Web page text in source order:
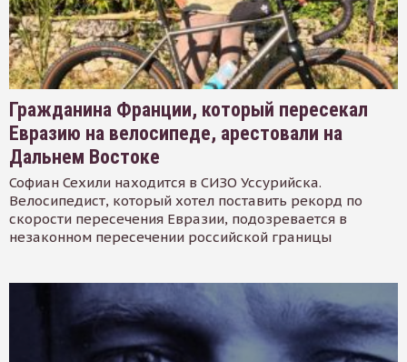
Гражданина Франции, который пересекал
Евразию на велосипеде, арестовали на
Дальнем Востоке
Софиан Сехили находится в СИЗО Уссурийска.
Велосипедист, который хотел поставить рекорд по
скорости пересечения Евразии, подозревается в
незаконном пересечении российской границы